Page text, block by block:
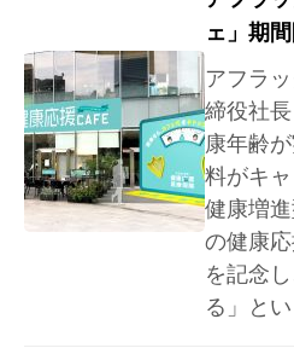
ェ」期
アフラ
締役社
康年齢
料がキ
健康増
の健康
を記念
る」と